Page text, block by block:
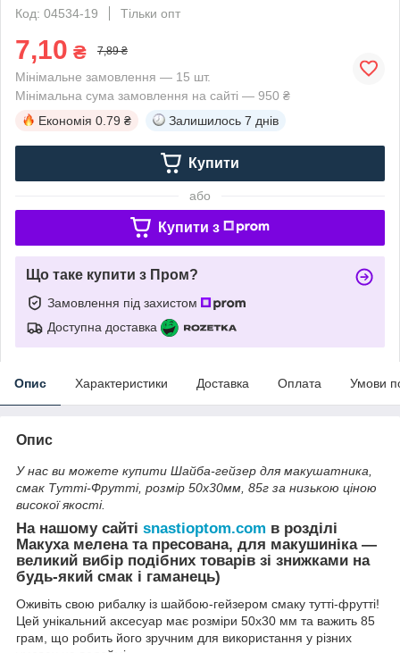
Код: 04534-19
Тільки опт
7,10 ₴ 7,89 ₴
Мінімальне замовлення — 15 шт.
Мінімальна сума замовлення на сайті — 950 ₴
Економія 0.79 ₴ Залишилось 7 днів
Купити
або
Купити з
Що таке купити з Пром?
Замовлення під захистом
Доступна доставка
Опис Характеристики Доставка Оплата Умови
Опис
У нас ви можете купити Шайба-гейзер для макушатника,
смак Тутті-Фрутті, розмір 50х30мм, 85г за низькою ціною
високої якості.
На нашому сайті snastioptom.com в розділі
Макуха мелена та пресована, для макушиніка —
великий вибір подібних товарів зі знижками на
будь-який смак і гаманець)
Оживіть свою рибалку із шайбою-гейзером смаку тутті-фрутті!
Цей унікальний аксесуар має розміри 50x30 мм та важить 85
грам, що робить його зручним для використання у різних